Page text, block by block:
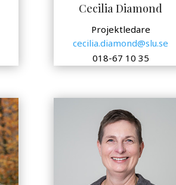
Cecilia Diamond
Projektledare
cecilia.diamond@slu.se
018-67 10 35